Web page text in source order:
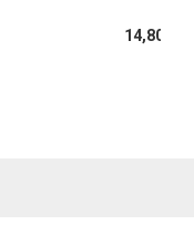
14,80